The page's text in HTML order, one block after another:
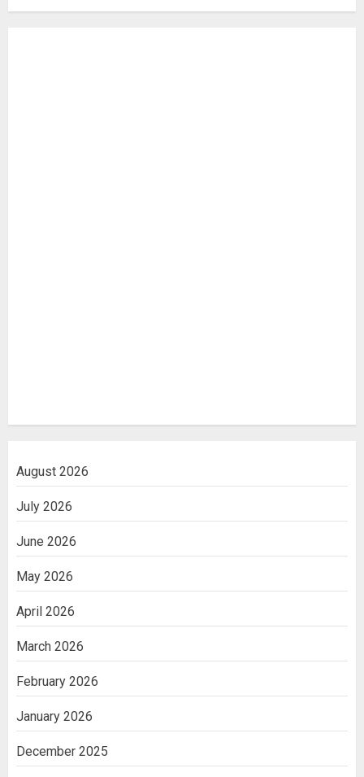
August 2026
July 2026
June 2026
May 2026
April 2026
March 2026
February 2026
January 2026
December 2025